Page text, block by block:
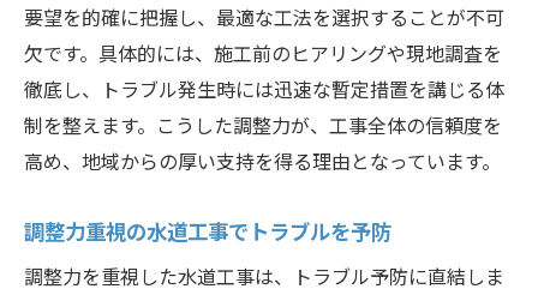
要望を的確に把握し、最適な工法を選択することが不可
欠です。具体的には、施工前のヒアリングや現地調査を
徹底し、トラブル発生時には迅速な暫定措置を講じる体
制を整えます。こうした調整力が、工事全体の信頼度を
高め、地域からの厚い支持を得る理由となっています。
調整力重視の水道工事でトラブルを予防
調整力を重視した水道工事は、トラブル予防に直結しま